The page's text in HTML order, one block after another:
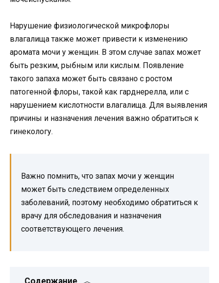
Нарушение физиологической микрофлоры
влагалища также может привести к изменению
аромата мочи у женщин. В этом случае запах может
быть резким, рыбным или кислым. Появление
такого запаха может быть связано с ростом
патогенной флоры, такой как гарднерелла, или с
нарушением кислотности влагалища. Для выявления
причины и назначения лечения важно обратиться к
гинекологу.
Важно помнить, что запах мочи у женщин
может быть следствием определенных
заболеваний, поэтому необходимо обратиться к
врачу для обследования и назначения
соответствующего лечения.